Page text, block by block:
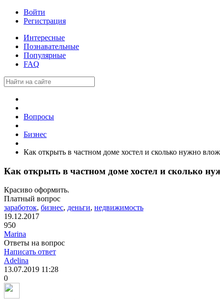
Войти
Регистрация
Интересные
Познавательные
Популярные
FAQ
Вопросы
Бизнес
Как открыть в частном доме хостел и сколько нужно
Как открыть в частном доме хостел и сколько
Красиво оформить.
Платный вопрос
заработок, бизнес, деньги, недвижимость
19.12.2017
950
Marina
Ответы на вопрос
Написать ответ
Adelina
13.07.2019 11:28
0